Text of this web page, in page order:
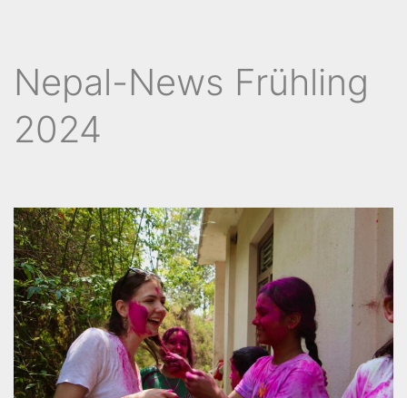
Nepal-News Frühling
2024